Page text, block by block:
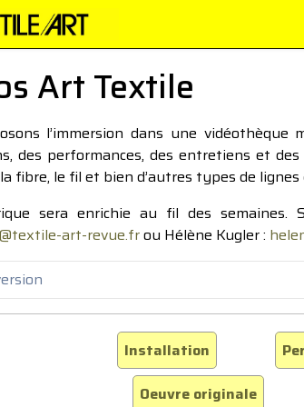
Art Textile
l’immersion dans une
des performances, des entretiens et
fibre, le fil et bien d’autres types de
sera enrichie au fil des semaines.
art-revue.frou Hélène Kugler :
Installation
Oeuvre originale